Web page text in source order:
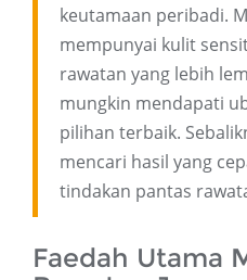
keutamaan peribadi.
mempunyai kulit
rawatan yang lebih
mungkin mendapati
pilihan terbaik.
mencari hasil yang
tindakan pantas
Faedah Utama